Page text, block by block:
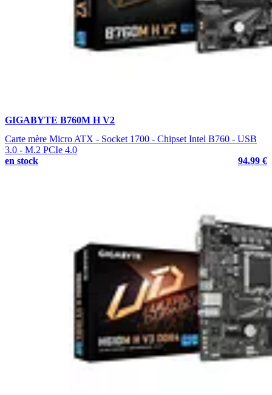
GIGABYTE B760M H V2
Carte mère Micro ATX - Socket 1700 - Chipset Intel B760 - USB
3.0 - M.2 PCIe 4.0
en stock
94.99 €